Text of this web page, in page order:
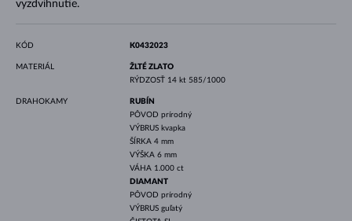
vyzdvihnutie.
KÓD K0432023
MATERIÁL
ŽLTÉ ZLATO
RÝDZOSŤ 14 kt 585/1000
DRAHOKAMY
RUBÍN
PÔVOD prírodný
VÝBRUS kvapka
ŠÍRKA 4 mm
VÝŠKA 6 mm
VÁHA 1.000 ct
DIAMANT
PÔVOD prírodný
VÝBRUS guľatý